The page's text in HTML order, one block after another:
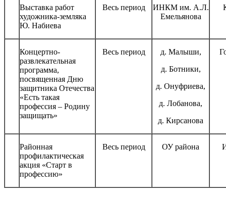
Выставка работ
художника-земляка
Ю. Набиева
Весь период
ИНКМ им. А.Л.
Емельянова
Концертно-
развлекательная
программа,
посвященная Дню
защитника Отечества
«Есть такая
профессия – Родину
защищать»
Весь период
д. Малыши,
д. Ботники,
д. Онуфриева,
д. Лобанова,
д. Кирсанова
Районная
профилактическая
акция «Старт в
профессию»
Весь период ОУ района